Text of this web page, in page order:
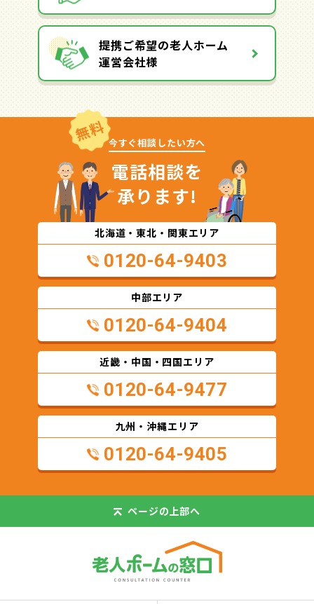
提携ご希望の老人ホーム
運営会社様
無料 今すぐ相談したい方へ
電話相談を
承ります!
北海道・東北・関東エリア
0120-64-9403
中部エリア
0120-64-9404
近畿・中国・四国エリア
0120-64-9477
九州・沖縄エリア
0120-64-9405
ページの 上部へ